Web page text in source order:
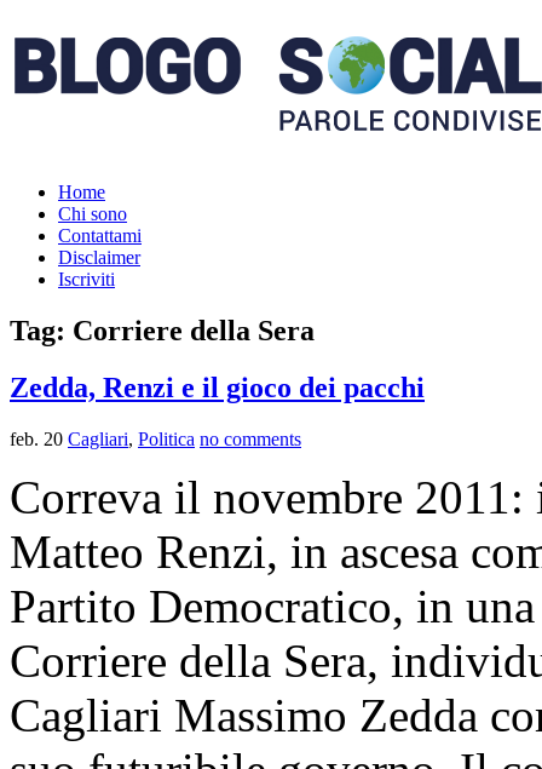
Home
Chi sono
Contattami
Disclaimer
Iscriviti
Tag: Corriere della Sera
Zedda, Renzi e il gioco dei pacchi
feb. 20 Cagliari, Politica no comments
Correva il novembre
Matteo Renzi, in ascesa
Partito Democratico, in
Corriere della Sera,
Cagliari Massimo Zedda